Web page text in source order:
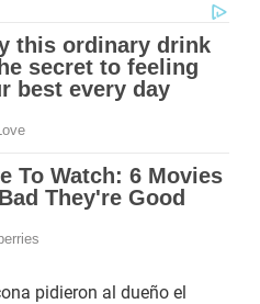
pidieron al dueño el